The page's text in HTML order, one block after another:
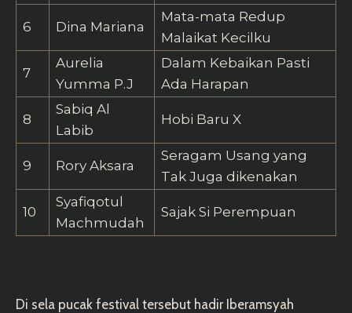
6 Dina Mariana
Mata-mata Redup
Malaikat Kecilku
7
Aurelia
Yumma P.J
Dalam Kebaikan Pasti
Ada Harapan
8
Sabiq Al
Labib
Hobi Baru X
9 Rory Aksara
Seragam Usang yang
Tak Juga dikenakan
10
Syafiqotul
Machmudah
Sajak Si Perempuan
Di sela pucak festival tersebut hadir Iberamsyah